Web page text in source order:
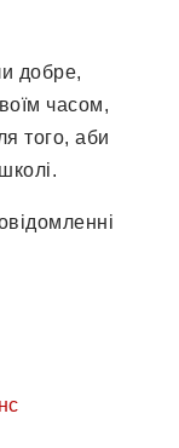
добре,
часом,
того, аби